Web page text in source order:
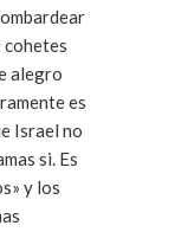
cohetes
alegro
es
Israel no
si. Es
y los